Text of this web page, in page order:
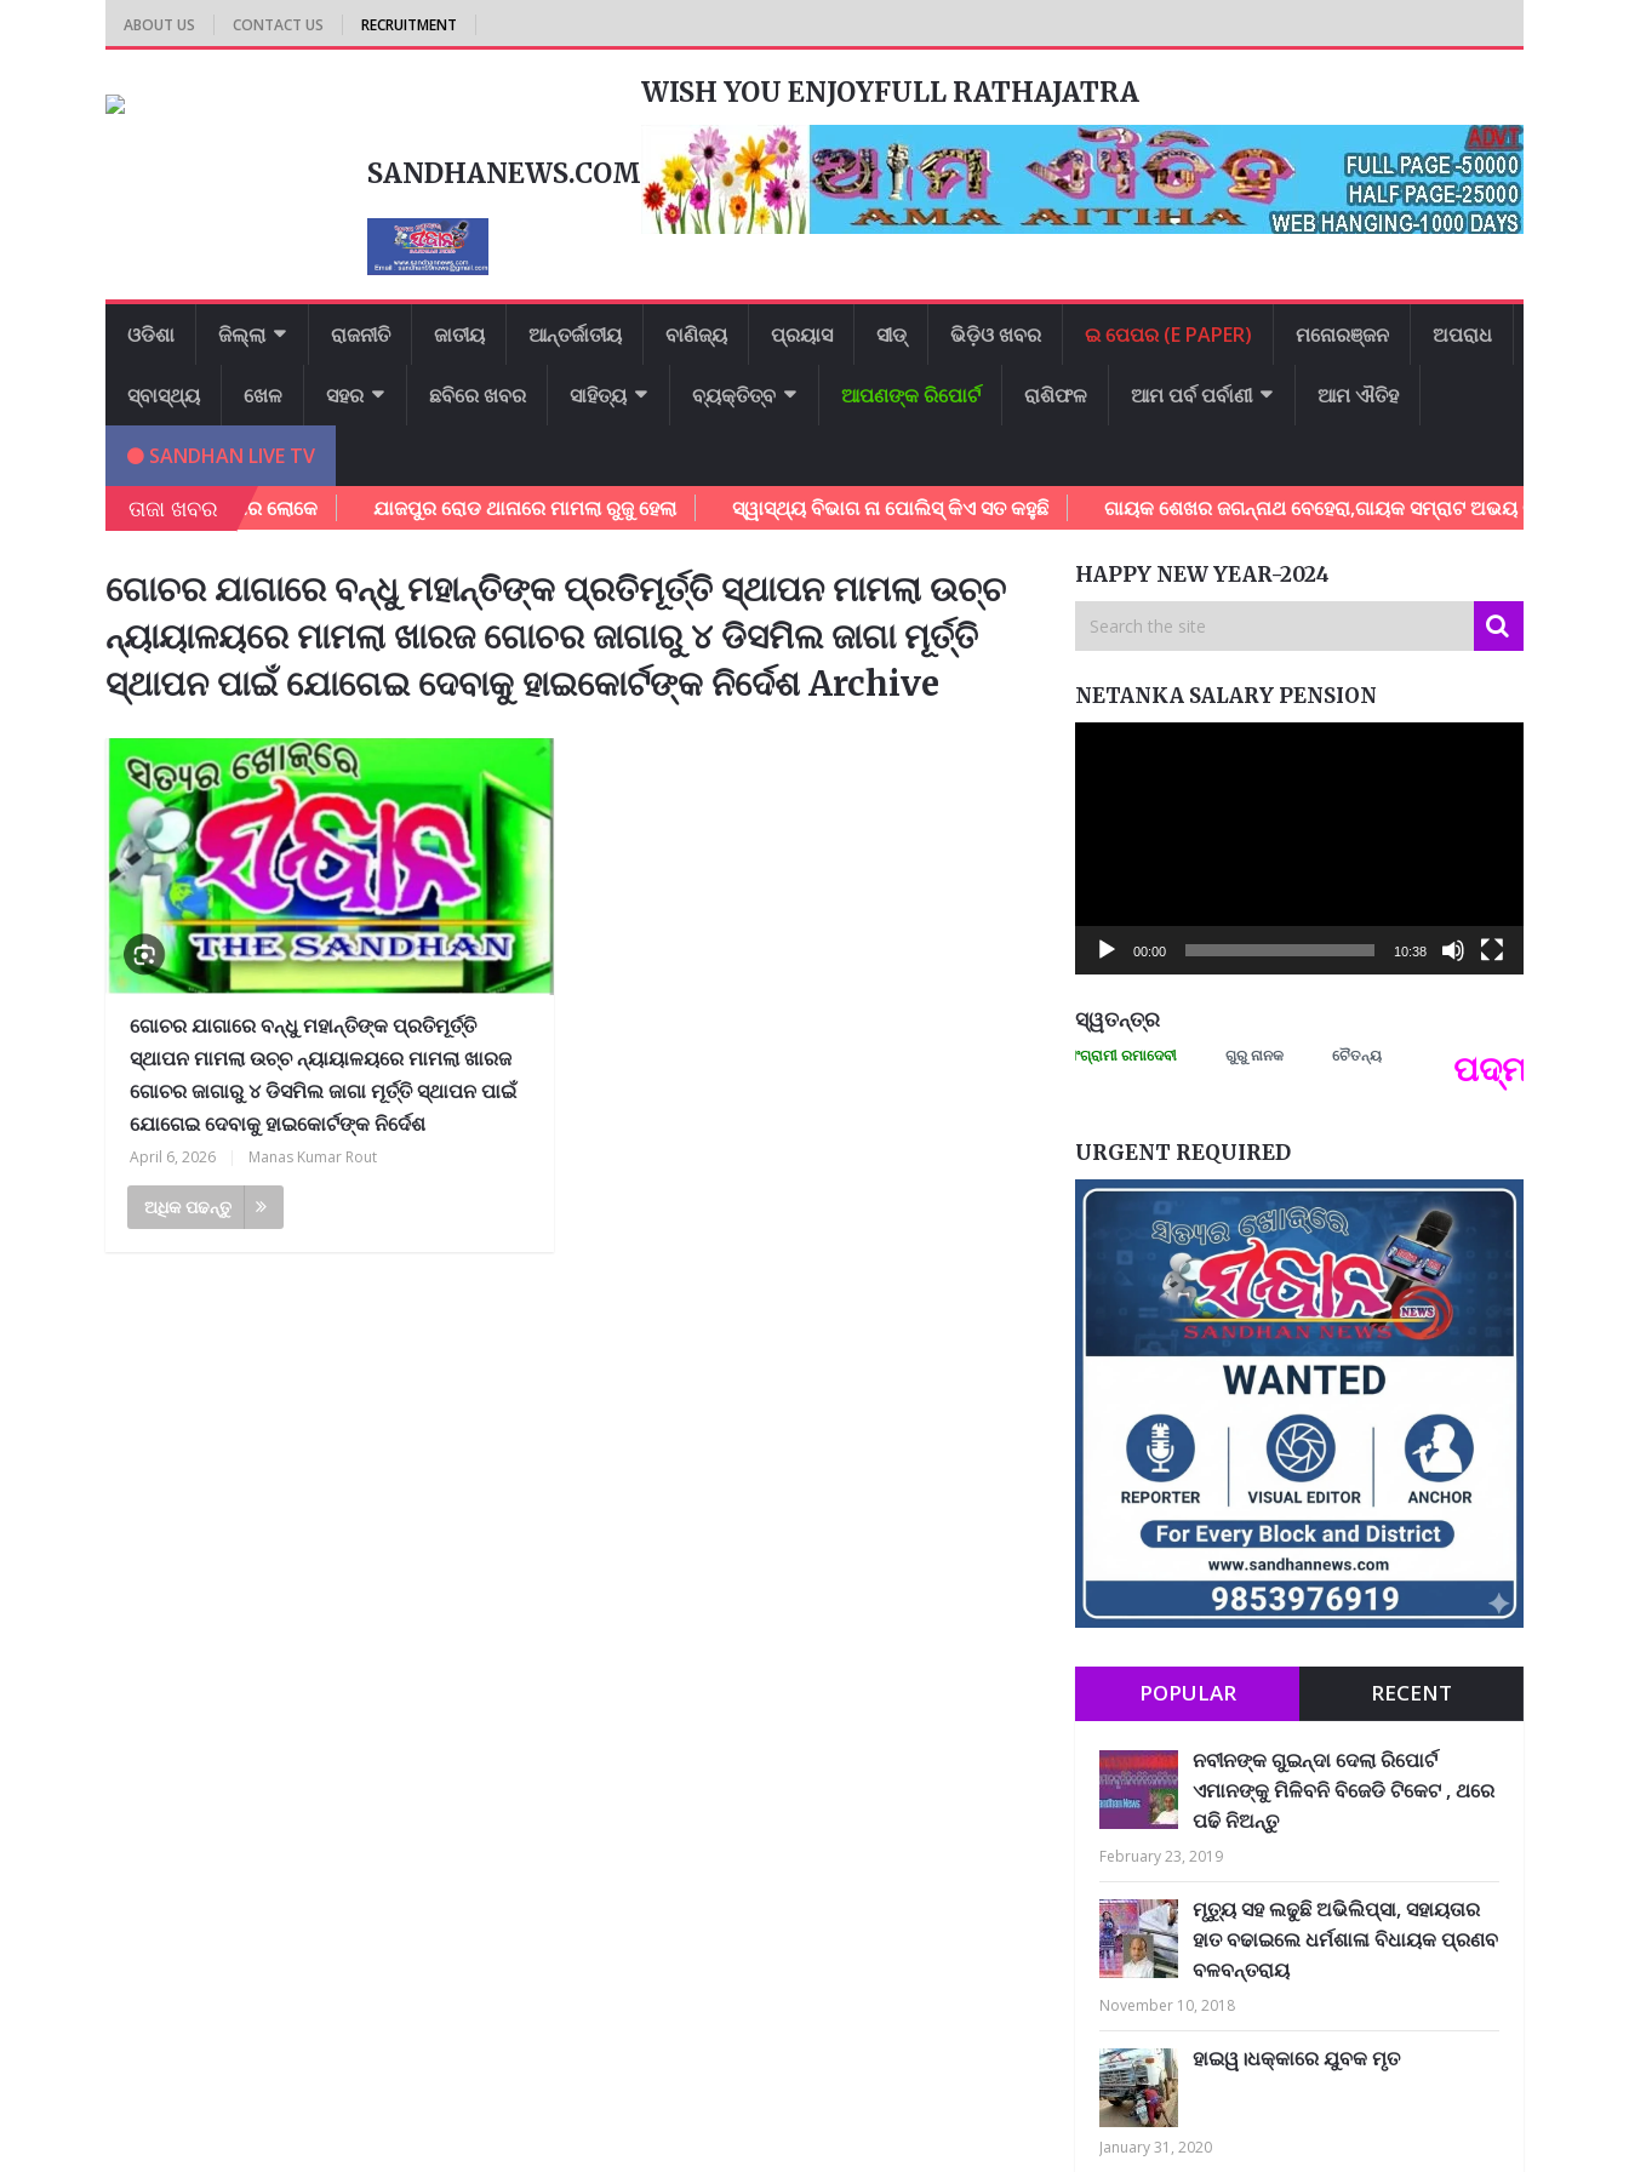
ABOUT US CONTACT US RECRUITMENT
WISH YOU ENJOYFULL RATHAJATRA
SANDHANEWS.COM
ଓଡିଶା ଜିଲ୍ଲା ରାଜନୀତି ଜାତୀୟ ଆନ୍ତର୍ଜାତୀୟ ବାଣିଜ୍ୟ ପ୍ରୟାସ ସୀଡ୍ ଭିଡ଼ିଓ ଖବର ଇ ପେପର (E PAPER) ମନୋରଞ୍ଜନ ଅପରାଧ
ସ୍ବାସ୍ଥ୍ୟ ଖେଳ ସହର ଛବିରେ ଖବର ସାହିତ୍ୟ ବ୍ୟକ୍ତିତ୍ବ ଆପଣଙ୍କ ରିପୋର୍ଟ ରାଶିଫଳ ଆମ ପର୍ବ ପର୍ବାଣୀ ଆମ ଐତିହ
SANDHAN LIVE TV
ତାଜା ଖବର
ବର୍ତ୍ତିଲେ ପରିବାର ଲୋକେ ଯାଜପୁର ରୋଡ ଥାନାରେ ମାମଲା ରୁଜୁ ହେଲା ସ୍ୱାସ୍ଥ୍ୟ ବିଭାଗ ନା ପୋଲିସ୍ କିଏ ସତ କହୁଛି ଗାୟକ ଶେଖର ଜଗନ୍ନାଥ ବେହେରା,ଗାୟକ ସମ୍ରାଟ ଅଭୟ ଚରଣ ସ୍ଵାଇଁଙ୍କ
ଗୋଚର ଯାଗାରେ ବନ୍ଧୁ ମହାନ୍ତିଙ୍କ ପ୍ରତିମୂର୍ତ୍ତି ସ୍ଥାପନ ମାମଲା ଉଚ୍ଚ
ନ୍ୟାୟାଳୟରେ ମାମଲା ଖାରଜ ଗୋଚର ଜାଗାରୁ ୪ ଡିସମିଲ ଜାଗା ମୂର୍ତ୍ତି
ସ୍ଥାପନ ପାଇଁ ଯୋଗେଇ ଦେବାକୁ ହାଇକୋର୍ଟଙ୍କ ନିର୍ଦେଶ Archive
ଗୋଚର ଯାଗାରେ ବନ୍ଧୁ ମହାନ୍ତିଙ୍କ ପ୍ରତିମୂର୍ତ୍ତି
ସ୍ଥାପନ ମାମଲା ଉଚ୍ଚ ନ୍ୟାୟାଳୟରେ ମାମଲା ଖାରଜ
ଗୋଚର ଜାଗାରୁ ୪ ଡିସମିଲ ଜାଗା ମୂର୍ତ୍ତି ସ୍ଥାପନ ପାଇଁ
ଯୋଗେଇ ଦେବାକୁ ହାଇକୋର୍ଟଙ୍କ ନିର୍ଦେଶ
April 6, 2026 Manas Kumar Rout
ଅଧିକ ପଢନ୍ତୁ
HAPPY NEW YEAR-2024
NETANKA SALARY PENSION
00:00 10:38
ସ୍ୱତନ୍ତ୍ର
ମନେ ପଡନ୍ତି: ସ୍ୱାଧୀନତା ସଂଗ୍ରାମୀ ରମାଦେବୀ ଗୁରୁ ନାନକ ଚୈତନ୍ୟ ପଦ୍ମଶ୍ରୀ
URGENT REQUIRED
POPULAR RECENT
ନବୀନଙ୍କ ଗୁଇନ୍ଦା ଦେଲା ରିପୋର୍ଟ
ଏମାନଙ୍କୁ ମିଳିବନି ବିଜେଡି ଟିକେଟ , ଥରେ
ପଢି ନିଅନ୍ତୁ
February 23, 2019
ମୃତ୍ୟୁ ସହ ଲଢୁଛି ଅଭିଲିପ୍ସା, ସହାୟତାର
ହାତ ବଢାଇଲେ ଧର୍ମଶାଳା ବିଧାୟକ ପ୍ରଣବ
ବଳବନ୍ତରାୟ
November 10, 2018
ହାଇୱ।ଧକ୍କାରେ ଯୁବକ ମୃତ
January 31, 2020